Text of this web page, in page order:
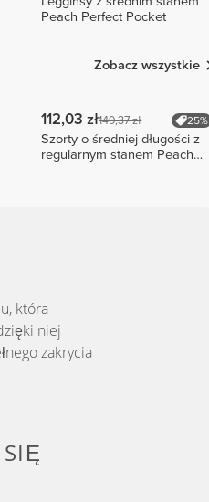
Peach Perfect Pocket
Zobacz wszystkie
112,03 zł149,37 zł 25%
Szorty o średniej długości z
regularnym stanem Peach
która
niej
zakrycia
SIĘ